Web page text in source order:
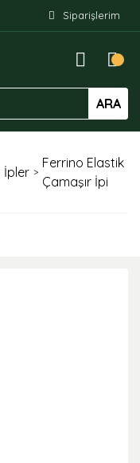
Siparişlerim
ARA
İpler
Ferrino Elastik
Çamaşır İpi